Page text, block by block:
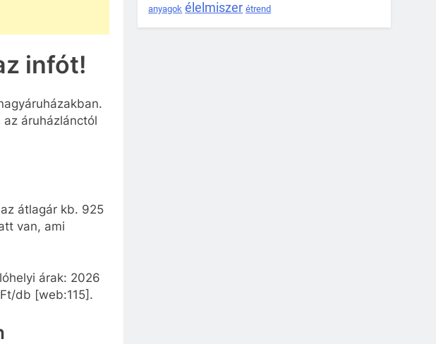
infót!
áruházlánctól
átlagár kb. 925
van, ami
árak: 2026
db [web:115].
anyagok élelmiszer étrend